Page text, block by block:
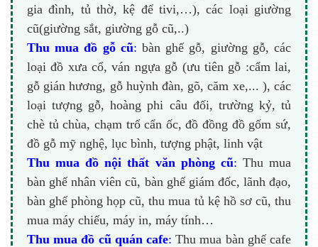
gia đình, tủ thờ, kệ để tivi,…), các loại giường
cũ(giường sắt, giường gỗ cũ,..)
Thu mua đồ gỗ cũ: bàn ghế gỗ, giường gỗ, các
loại đồ xưa cổ, ván ngựa gỗ (ưu tiên gỗ :cẩm lai,
gỗ gián hương, gỗ huỳnh đàn, gõ, căm xe,... ), các
loại tượng gỗ, hoàng phi câu đối, trường kỷ, tủ
chè tủ chùa, chạm trổ cẩn ốc, đồ đồng đồ gốm sứ,
đồ gỗ mỹ nghệ, lục bình, tượng phật, linh vật
Thu mua đồ nội thất văn phòng cũ: Thu mua
bàn ghế nhân viên cũ, bàn ghế giám đốc, lãnh đạo,
bàn ghế phòng họp cũ, thu mua tủ kệ hồ sơ cũ, thu
mua máy chiếu, máy in, máy tính…
Thu mua đồ cũ quán cafe: Thu mua bàn ghế cafe